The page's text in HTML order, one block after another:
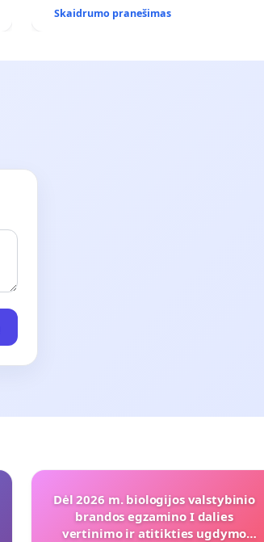
(IŠPIRKIMO) IR JO PRITAIKYMO
VIEŠAJAI ŽELDYNŲ FUNKCIJAI
Skaidrumo pranešimas
Dėl 2026 m. biologijos valstybinio
brandos egzamino I dalies
vertinimo ir atitikties ugdymo